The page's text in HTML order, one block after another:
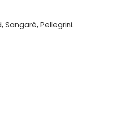
Sangaré, Pellegrini.